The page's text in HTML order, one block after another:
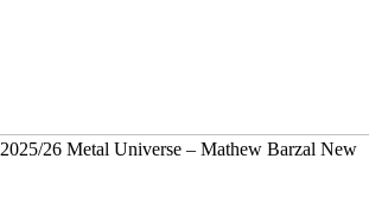
2025/26 Metal Universe – Mathew Barzal New